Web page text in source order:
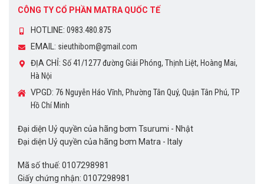
CÔNG TY CỔ PHẦN MATRA QUỐC TẾ
HOTLINE: 0983.480.875
EMAIL: sieuthibom@gmail.com
ĐỊA CHỈ: Số 41/1277 đường Giải Phóng, Thịnh Liệt, Hoàng Mai,
Hà Nội
VPGD: 76 Nguyễn Háo Vĩnh, Phường Tân Quý, Quận Tân Phú, TP
Hồ Chí Minh
Đại diện Uỷ quyền của hãng bơm Tsurumi - Nhật
Đại diện Uỷ quyền của hãng bơm Matra - Italy
Mã số thuế: 0107298981
Giấy chứng nhận: 0107298981